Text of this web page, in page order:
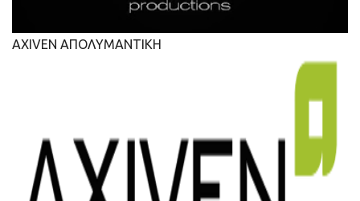
AXIVEN ΑΠΟΛΥΜΑΝΤΙΚΗ